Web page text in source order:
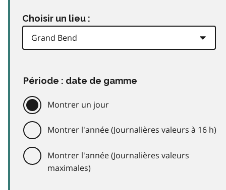
Choisir un lieu :
Période : date de gamme
Montrer un jour
Montrer l'année (Journalières valeurs à 16 h)
Montrer l'année (Journalières valeurs
maximales)